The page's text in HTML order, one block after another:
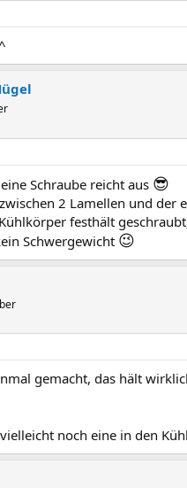
Schraube reicht aus 😎
2 Lamellen und der
festhält
Schwergewicht 😉
gemacht, das hält
noch eine in den